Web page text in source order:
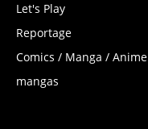
Let's Play
Reportage
Comics / Manga / Anime
mangas